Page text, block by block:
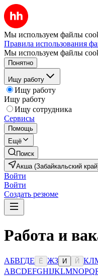
Мы используем файлы
Правила использования
Мы используем файлы
Понятно
Ищу работу
Ищу работу
Ищу работу
Ищу сотрудника
Сервисы
Помощь
Ещё
Поиск
Акша (Забайкальский
Войти
Войти
Создать резюме
Работа и
АБВГДЕ Ё ЖЗ И Й КЛ
ABCDEFGHIJKLMNOPQ